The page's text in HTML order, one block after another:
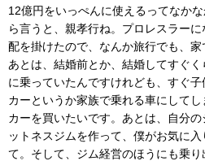
12億円をいっぺんに使えるってなか
ら言うと、親孝行ね。プロレスラー
配を掛けたので、なんか旅行でも、家
あとは、結婚前とか、結婚してすぐ
に乗っていたんですけれども、すぐ
カーというか家族で乗れる車にして
カーを買いたいです。あとは、自分
ットネスジムを作って、僕がお気に
て。そして、ジム経営のほうにも乗